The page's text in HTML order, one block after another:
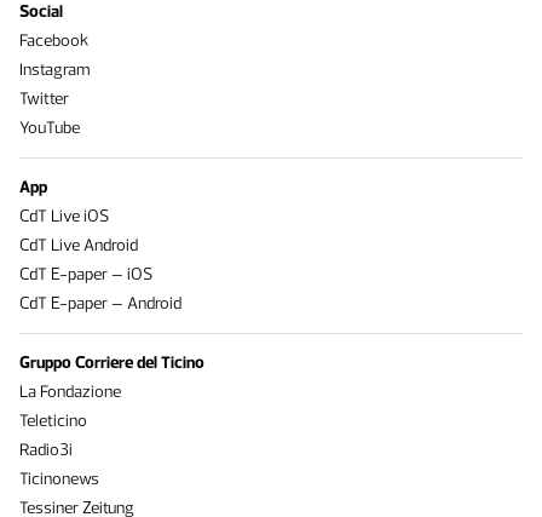
Social
Facebook
Instagram
Twitter
YouTube
App
CdT Live iOS
CdT Live Android
CdT E-paper – iOS
CdT E-paper – Android
Gruppo Corriere del Ticino
La Fondazione
Teleticino
Radio3i
Ticinonews
Tessiner Zeitung